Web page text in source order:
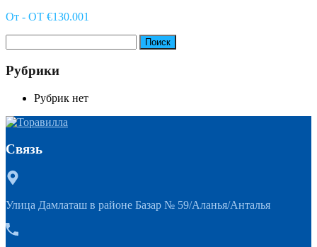
От - OT €130.001
Рубрики
Рубрик нет
Связь
Улица Дамлаташ в районе Базар № 59/Аланья/Анталья